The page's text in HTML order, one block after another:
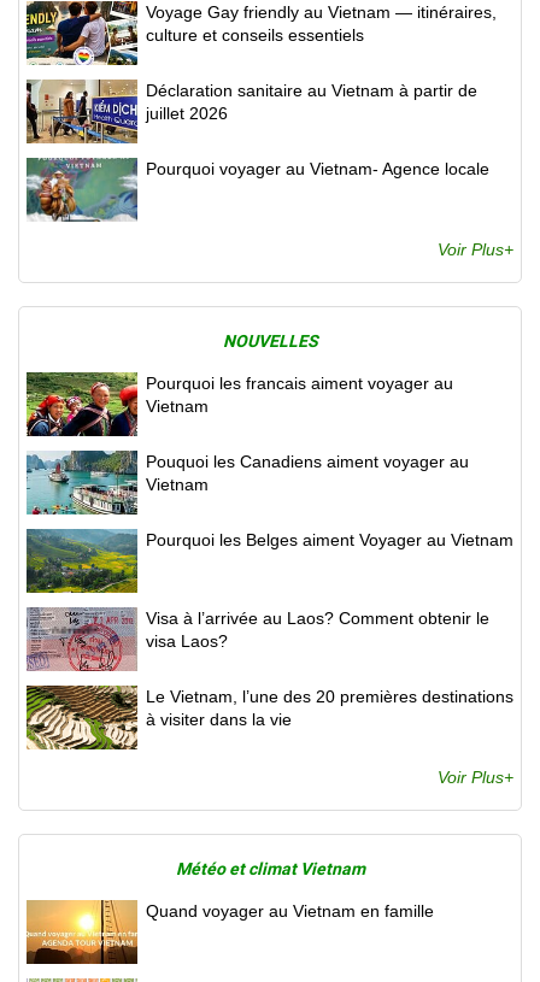
Voyage Gay friendly au Vietnam — itinéraires,
culture et conseils essentiels
Déclaration sanitaire au Vietnam à partir de
juillet 2026
Pourquoi voyager au Vietnam- Agence locale
Voir Plus+
NOUVELLES
Pourquoi les francais aiment voyager au
Vietnam
Pouquoi les Canadiens aiment voyager au
Vietnam
Pourquoi les Belges aiment Voyager au Vietnam
Visa à l’arrivée au Laos? Comment obtenir le
visa Laos?
Le Vietnam, l’une des 20 premières destinations
à visiter dans la vie
Voir Plus+
Météo et climat Vietnam
Quand voyager au Vietnam en famille